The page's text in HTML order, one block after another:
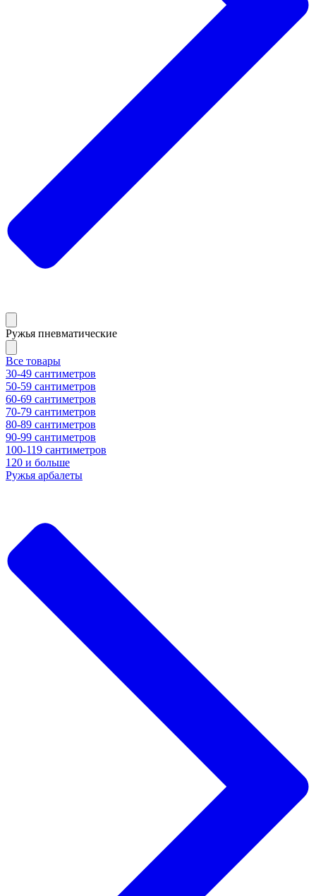
Ружья пневматические
Все товары
30-49 сантиметров
50-59 сантиметров
60-69 сантиметров
70-79 сантиметров
80-89 сантиметров
90-99 сантиметров
100-119 сантиметров
120 и больше
Ружья арбалеты